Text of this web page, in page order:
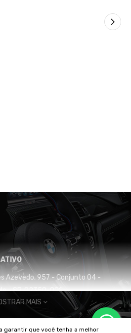
Azevedo, 957 - Conjunto 04 -
- SP, 02350-001
E LOGÍSTICA
MAIS
garantir que você tenha a melhor